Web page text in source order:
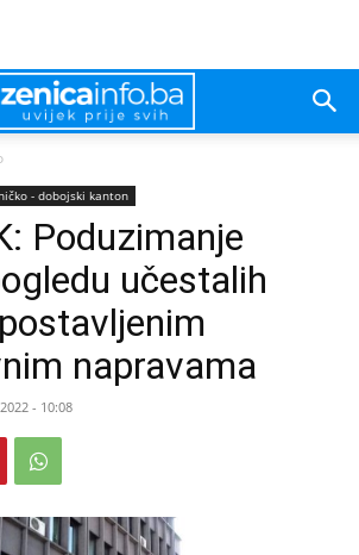
- dobojski kanton
Poduzimanje
učestalih
napravama
- 10:08